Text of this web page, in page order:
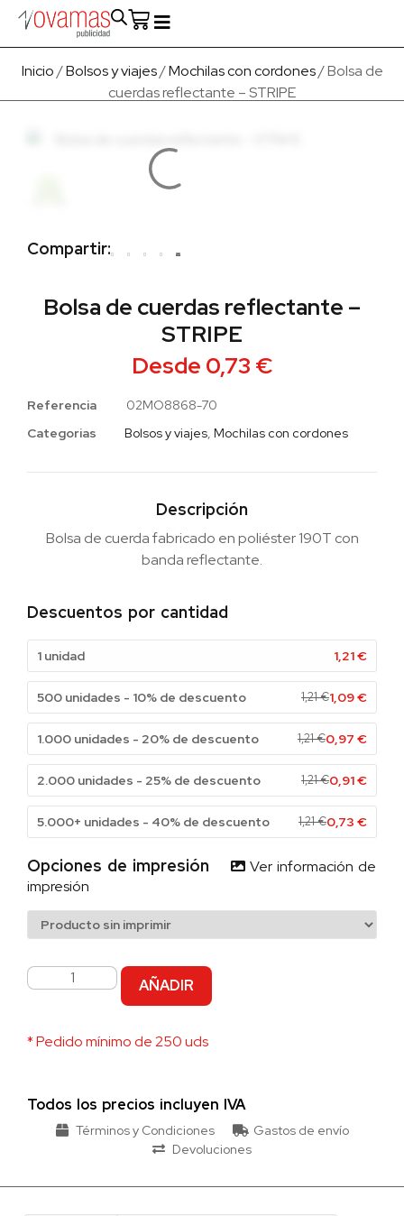
Inicio/Bolsos y viajes/Mochilas con cordones/ Bolsa de
cuerdas reflectante – STRIPE
Bolsa de cuerdas reflectante –
STRIPE
Desde 0,73 €
Referencia
02MO8868-70
Categorias
Bolsos y viajes, Mochilas con cordones
Descripción
Bolsa de cuerda fabricado en poliéster 190T con
banda reflectante.
Descuentos por cantidad
1 unidad 1,21€
500 unidades - 10% de descuento 1,21€1,09€
1.000 unidades - 20% de descuento 1,21€0,97 €
2.000 unidades - 25% de descuento 1,21€0,91€
5.000+ unidades - 40% de descuento 1,21€0,73 €
Opciones de impresión
Ver información de
impresión
AÑADIR
* Pedido mínimo de 250 uds
Todos los precios incluyen IVA
Términos y Condiciones
Gastos de envío
Devoluciones
Compartir: